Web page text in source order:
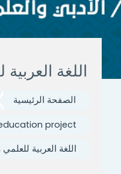
اللغة
الصفحة الرئيسية
project
اللغة العربية للعلمي